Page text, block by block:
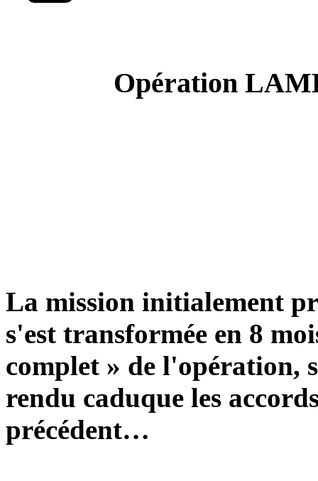
Opération
La mission initialement
s'est transformée en 8
complet » de l'opération,
rendu caduque les
précédent…